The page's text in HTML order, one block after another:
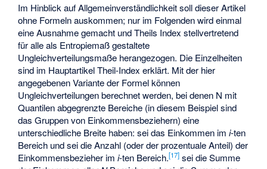
Im Hinblick auf Allgemeinverständlichkeit soll dieser Artikel
ohne Formeln auskommen; nur im Folgenden wird einmal
eine Ausnahme gemacht und Theils Index stellvertretend
für alle als Entropiemaß gestaltete
Ungleichverteilungsmaße herangezogen. Die Einzelheiten
sind im Hauptartikel Theil-Index erklärt. Mit der hier
angegebenen Variante der Formel können
Ungleichverteilungen berechnet werden, bei denen N mit
Quantilen abgegrenzte Bereiche (in diesem Beispiel sind
das Gruppen von Einkommensbeziehern) eine
unterschiedliche Breite haben:sei das Einkommen imi-ten
Bereich undsei die Anzahl (oder der prozentuale Anteil) der
Einkommensbezieher imi-ten Bereich.[17] sei die Summe